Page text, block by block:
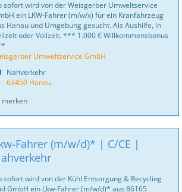
sofort wird von der Weisgerber Umweltservice
ein LKW-Fahrer (m/w/x) für ein Kranfahrzeug
Hanau und Umgebung gesucht. Als Aushilfe, in
oder Vollzeit. *** 1.000 € Willkommensbonus
Umweltservice GmbH
Nahverkehr
63450 Hanau
merken
Fahrer (m/w/d)* | C/CE |
sofort wird von der Kühl Entsorgung & Recycling
GmbH ein Lkw-Fahrer (m/w/d)* aus 86165